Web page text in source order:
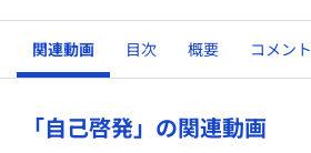
関連動画 目次 概要 コメント
「自己啓発」の関連動画